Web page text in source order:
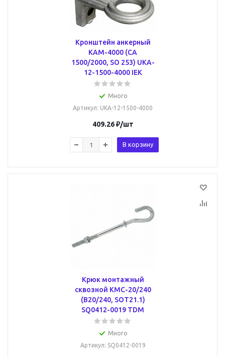
Кронштейн анкерный
КАМ-4000 (CA
1500/2000, SO 253) UKA-
12-1500-4000 IEK
Много
Артикул: UKA-12-1500-4000
409.26₽/шт
В корзину
Крюк монтажный
сквозной КМС-20/240
(В20/240, SOT21.1)
SQ0412-0019 TDM
Много
Артикул: SQ0412-0019